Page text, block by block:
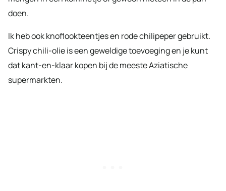
doen.
Ik heb ook knoflookteentjes en rode chilipeper gebruikt.
Crispy chili-olie is een geweldige toevoeging en je kunt
dat kant-en-klaar kopen bij de meeste Aziatische
supermarkten.